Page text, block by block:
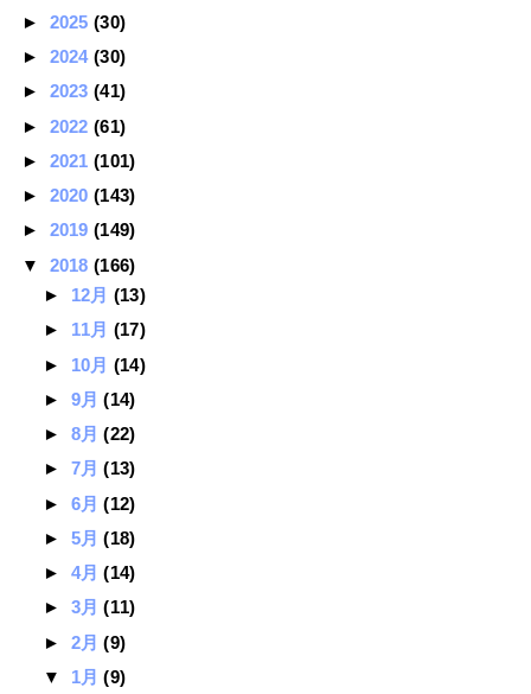
► 2025(30)
► 2024(30)
► 2023(41)
► 2022(61)
► 2021(101)
► 2020(143)
► 2019(149)
▼ 2018(166)
► 12月 (13)
► 11月 (17)
► 10月 (14)
► 9月(14)
► 8月(22)
► 7月(13)
► 6月(12)
► 5月(18)
► 4月(14)
► 3月(11)
► 2月(9)
▼ 1月(9)